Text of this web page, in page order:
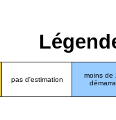
pas d'estimation
moins de